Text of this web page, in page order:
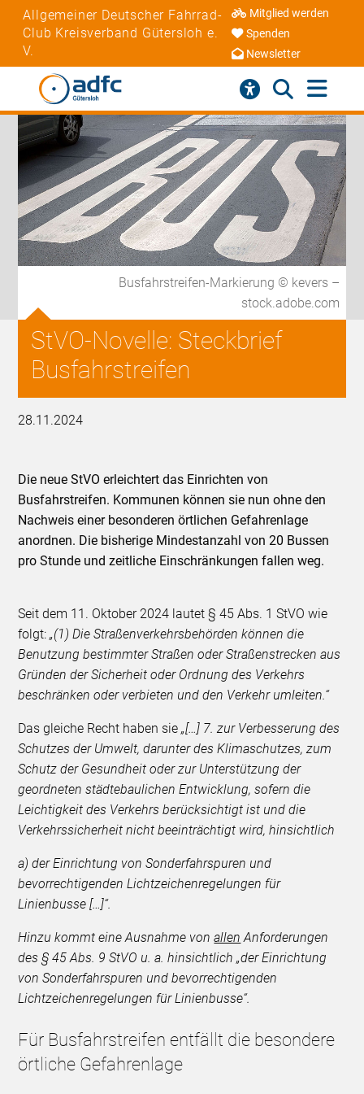
Allgemeiner Deutscher Fahrrad-
Club Kreisverband Gütersloh e.
V.
Mitglied werden
Spenden
Newsletter
Busfahrstreifen-Markierung © kevers –
stock.adobe.com
StVO-Novelle: Steckbrief
Busfahrstreifen
28.11.2024
Die neue StVO erleichtert das Einrichten von
Busfahrstreifen. Kommunen können sie nun ohne den
Nachweis einer besonderen örtlichen Gefahrenlage
anordnen. Die bisherige Mindestanzahl von 20 Bussen
pro Stunde und zeitliche Einschränkungen fallen weg.
Seit dem 11. Oktober 2024 lautet § 45 Abs. 1 StVO wie
folgt:„(1) Die Straßenverkehrsbehörden können die
Benutzung bestimmter Straßen oder Straßenstrecken aus
Gründen der Sicherheit oder Ordnung des Verkehrs
beschränken oder verbieten und den Verkehr umleiten.“
Das gleiche Recht haben sie „[…] 7. zur Verbesserung des
Schutzes der Umwelt, darunter des Klimaschutzes, zum
Schutz der Gesundheit oder zur Unterstützung der
geordneten städtebaulichen Entwicklung, sofern die
Leichtigkeit des Verkehrs berücksichtigt ist und die
Verkehrssicherheit nicht beeinträchtigt wird, hinsichtlich
a) der Einrichtung von Sonderfahrspuren und
bevorrechtigenden Lichtzeichenregelungen für
Linienbusse […]“.
Hinzu kommt eine Ausnahme vonallen Anforderungen
des § 45 Abs. 9 StVO u. a. hinsichtlich „der Einrichtung
von Sonderfahrspuren und bevorrechtigenden
Lichtzeichenregelungen für Linienbusse“.
Für Busfahrstreifen entfällt die besondere
örtliche Gefahrenlage